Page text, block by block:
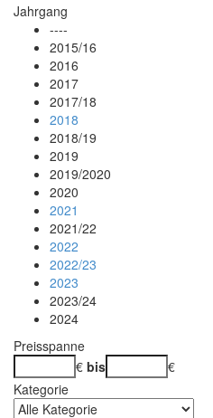
Jahrgang
----
2015/16
2016
2017
2017/18
2018
2018/19
2019
2019/2020
2020
2021
2021/22
2022
2022/23
2023
2023/24
2024
Preisspanne
€ bis
€
Kategorie